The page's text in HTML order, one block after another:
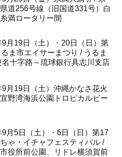
道256号線（旧国道331号）白
満ロータリー間
9月19日（土）・20日（日）第
ま市エイサーまつり / うるま
名十字路～琉球銀行具志川支店
9月19日（土）沖縄かなさ花火
野湾海浜公園トロピカルビー
9月5日（土）・6日（日）第17
ゃ・イチャフェスティバル /
役所前公園、リドレ横須賀前